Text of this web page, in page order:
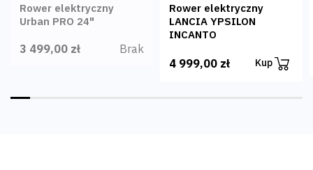
Rower elektryczny
Urban PRO 24"
3 499,00 zł Brak
Rower elektryczny
LANCIA YPSILON
INCANTO
4 999,00 zł Kup